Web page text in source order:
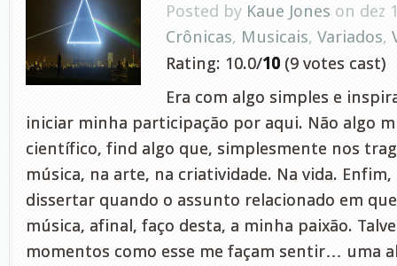
Posted by Kaue Jones on dez
Crônicas, Musicais, Variados,
Rating: 10.0/10 (9 votes cast)
Era com algo simples e
iniciar minha participação por aqui. Não algo
científico, find algo que, simplesmente nos
música, na arte, na criatividade. Na vida.
dissertar quando o assunto relacionado em
música, afinal, faço desta, a minha paixão.
momentos como esse me façam sentir… uma